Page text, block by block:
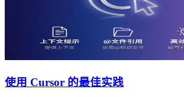
使用 Cursor 的最佳实践